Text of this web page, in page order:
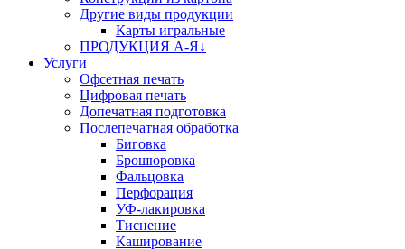
Другие виды продукции
Карты игральные
ПРОДУКЦИЯ А-Я↓
Услуги
Офсетная печать
Цифровая печать
Допечатная подготовка
Послепечатная обработка
Биговка
Брошюровка
Фальцовка
Перфорация
УФ-лакировка
Тиснение
Каширование